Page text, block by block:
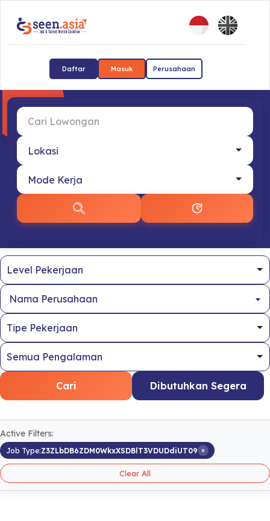
Daftar Masuk Perusahaan
Nama Perusahaan
Cari Dibutuhkan Segera
Active Filters:
Job Type:Z3ZLbDB6ZDM0WkxXSDBlT3VDUDdiUT09 ×
Clear All